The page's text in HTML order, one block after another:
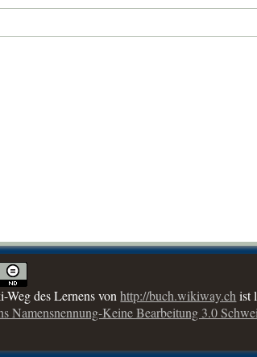
Weg des Lernensvonhttp://buch.wikiway.ch ist
Namensnennung-Keine Bearbeitung 3.0